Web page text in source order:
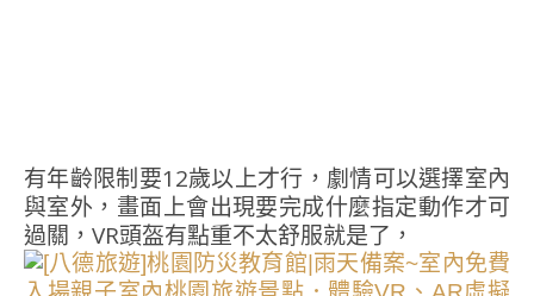
有年齡限制要12歲以上才行，劇情可以選擇室內
與室外，畫面上會出現要完成什麼指定動作才可
過關，VR頭盔有點重不太舒服就是了，